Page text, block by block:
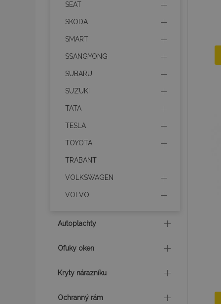
SEAT
SKODA
SMART
SSANGYONG
SUBARU
SUZUKI
TATA
TESLA
TOYOTA
TRABANT
VOLKSWAGEN
VOLVO
Autoplachty
Ofuky oken
Kryty nárazníku
Ochranný rám
mage-
mage-cache-sessid
mage-cache-